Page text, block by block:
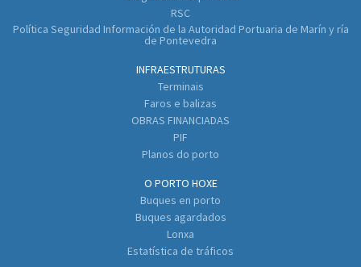
RSC
Política Seguridad Información de la Autoridad Portuaria de Marín y ría
de Pontevedra
INFRAESTRUTURAS
Terminais
Faros e balizas
OBRAS FINANCIADAS
PIF
Planos do porto
O PORTO HOXE
Buques en porto
Buques agardados
Lonxa
Estatística de tráficos